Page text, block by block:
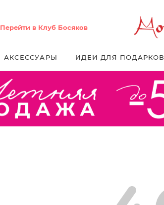
Перейти в Клуб Босяков
АКСЕССУАРЫ ИДЕИ ДЛЯ ПОДАРКОВ